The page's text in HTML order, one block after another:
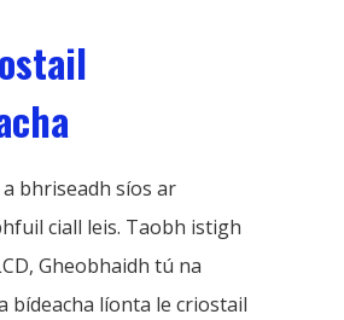
bhriseadh síos ar
ciall leis. Taobh istigh
Gheobhaidh tú na
bídeacha líonta le criostail